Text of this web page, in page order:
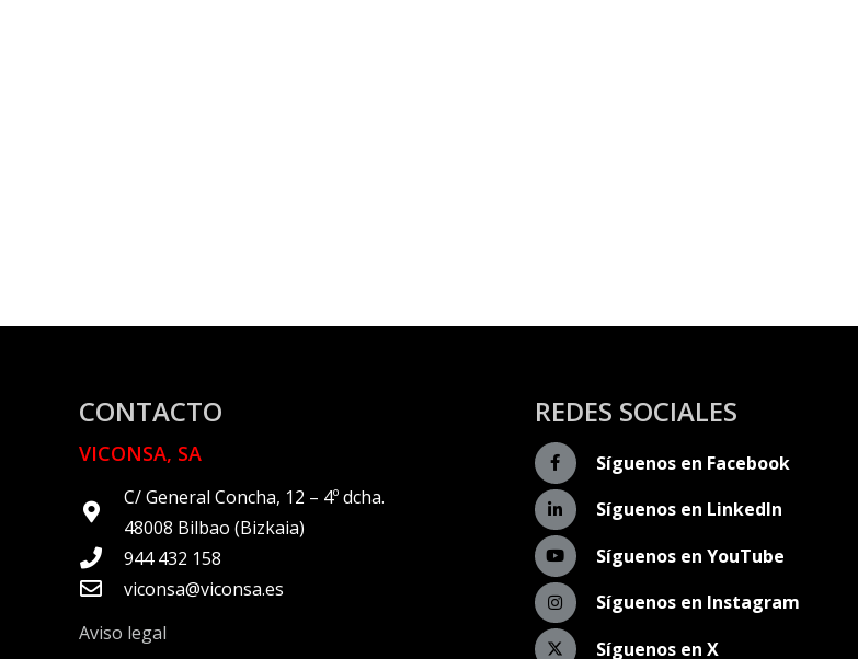
CONTACTO
VICONSA, SA
C/ General Concha, 12 – 4º dcha.
48008 Bilbao (Bizkaia)
944 432 158
viconsa@viconsa.es
Aviso legal
REDES SOCIALES
Síguenos en Facebook
Síguenos en LinkedIn
Síguenos en YouTube
Síguenos en Instagram
Síguenos en X